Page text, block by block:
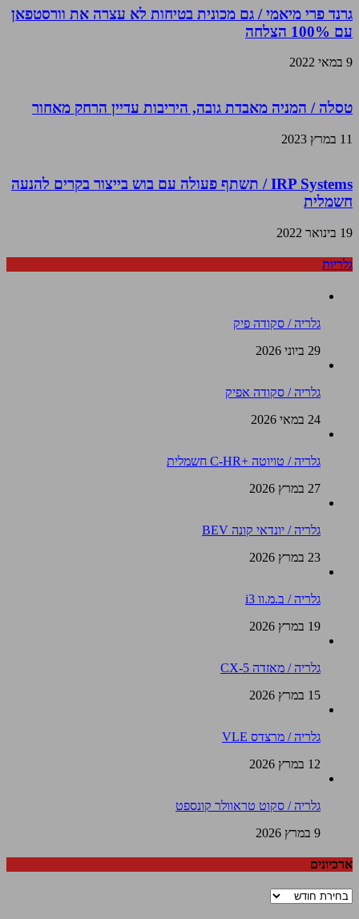
גרנד פרי מיאמי / גם מכונית בטיחות לא עצרה את וורסטפאן
עם 100% הצלחה
9 במאי 2022
טסלה / המניה מאבדת גובה, היריבות עדיין הרחק מאחור
11 במרץ 2023
IRP Systems / תשתף פעולה עם בוש בייצור בקרים להנעה
חשמלית
19 בינואר 2022
גלריות
גלריה / סקודה פיק
29 ביוני 2026
גלריה / סקודה אפיק
24 במאי 2026
גלריה / טויוטה +C-HR חשמלית
27 במרץ 2026
גלריה / יונדאי קונה BEV
23 במרץ 2026
גלריה / ב.מ.וו i3
19 במרץ 2026
גלריה / מאזדה CX-5
15 במרץ 2026
גלריה / מרצדס VLE
12 במרץ 2026
גלריה / סקוט טראוולר קונספט
9 במרץ 2026
ארכיונים
ארכיונים